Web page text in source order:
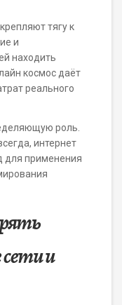
тягу к
и
находить
космос даёт
реального
роль.
интернет
для применения
и